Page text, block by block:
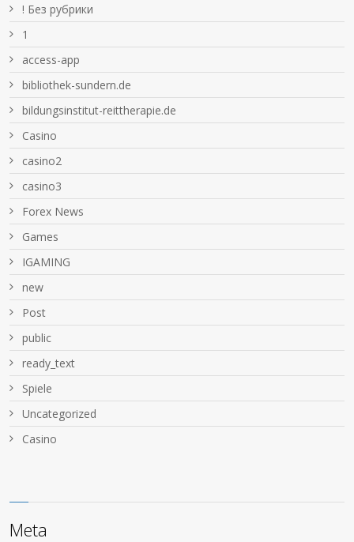
! Без рубрики
1
access-app
bibliothek-sundern.de
bildungsinstitut-reittherapie.de
Casino
casino2
casino3
Forex News
Games
IGAMING
new
Post
public
ready_text
Spiele
Uncategorized
Сasino
Meta